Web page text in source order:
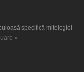
specifică mitologiei
»